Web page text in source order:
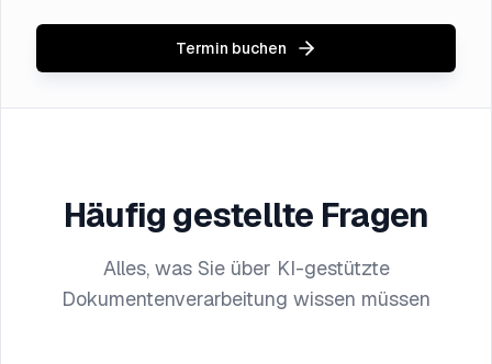
Termin buchen
Häufig gestellte Fragen
Alles, was Sie über KI-gestützte
Dokumentenverarbeitung wissen müssen